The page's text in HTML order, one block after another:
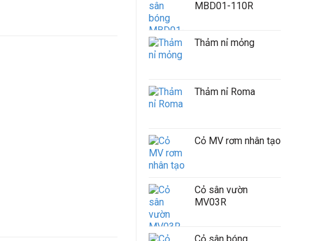
MBD01-110R
Thảm nỉ mỏng
Thảm nỉ Roma
Cỏ MV rơm nhân tạo
Cỏ sân vườn
MV03R